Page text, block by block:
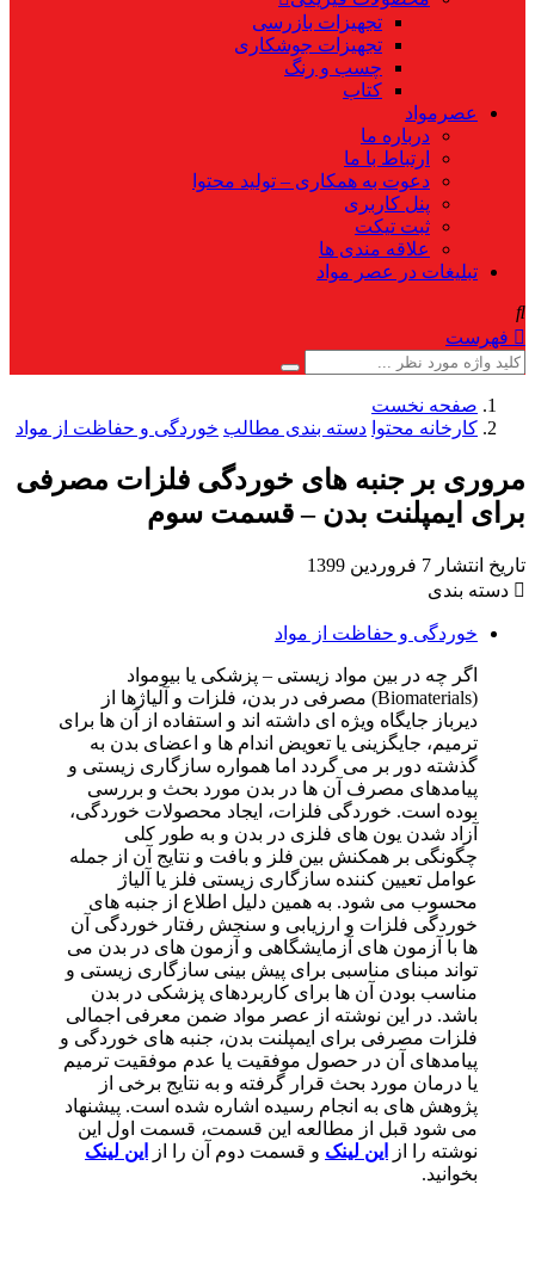
تجهیزات بازرسی
تجهیزات جوشکاری
چسب و رنگ
کتاب
عصرمواد
درباره ما
ارتباط با ما
دعوت به همکاری – تولید محتوا
پنل کاربری
ثبت تیکت
علاقه مندی ها
تبلیغات در عصر مواد
فهرست
صفحه نخست
کارخانه محتوا دسته بندی مطالب خوردگی و حفاظت از مواد
مروری بر جنبه های خوردگی فلزات مصرفی
برای ایمپلنت بدن – قسمت سوم
تاریخ انتشار 7 فروردین 1399
دسته بندی
خوردگی و حفاظت از مواد
اگر چه در بین مواد زیستی – پزشکی یا بیومواد
(Biomaterials) مصرفی در بدن، فلزات و آلیاژها از
دیرباز جایگاه ویژه ای داشته اند و استفاده از آن ها برای
ترمیم، جایگزینی یا تعویض اندام ها و اعضای بدن به
گذشته دور بر می گردد اما همواره سازگاری زیستی و
پیامدهای مصرف آن ها در بدن مورد بحث و بررسی
بوده است. خوردگی فلزات، ایجاد محصولات خوردگی،
آزاد شدن یون های فلزی در بدن و به طور کلی
چگونگی بر همکنش بین فلز و بافت و نتایج آن از جمله
عوامل تعیین کننده سازگاری زیستی فلز یا آلیاژ
محسوب می شود. به همین دلیل اطلاع از جنبه های
خوردگی فلزات و ارزیابی و سنجش رفتار خوردگی آن
ها با آزمون های آزمایشگاهی و آزمون های در بدن می
تواند مبنای مناسبی برای پیش بینی سازگاری زیستی و
مناسب بودن آن ها برای کاربردهای پزشکی در بدن
باشد. در این نوشته از عصر مواد ضمن معرفی اجمالی
فلزات مصرفی برای ایمپلنت بدن، جنبه های خوردگی و
پیامدهای آن در حصول موفقیت یا عدم موفقیت ترمیم
یا درمان مورد بحث قرار گرفته و به نتایج برخی از
پژوهش های به انجام رسیده اشاره شده است. پیشنهاد
می شود قبل از مطالعه این قسمت، قسمت اول این
نوشته را از
این لینک و قسمت دوم آن را از
این لینک
بخوانید.